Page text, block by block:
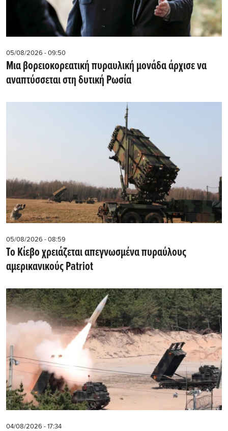
05/08/2026 - 09:50
Μια βορειοκορεατική πυραυλική μονάδα άρχισε να
αναπτύσσεται στη δυτική Ρωσία
05/08/2026 - 08:59
Το Κίεβο χρειάζεται απεγνωσμένα πυραύλους
αμερικανικούς Patriot
04/08/2026 - 17:34